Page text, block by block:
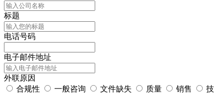
标题
电话号码
电子邮件地址
外联原因
合规性
一般咨询 文件缺失 质量 销售
技